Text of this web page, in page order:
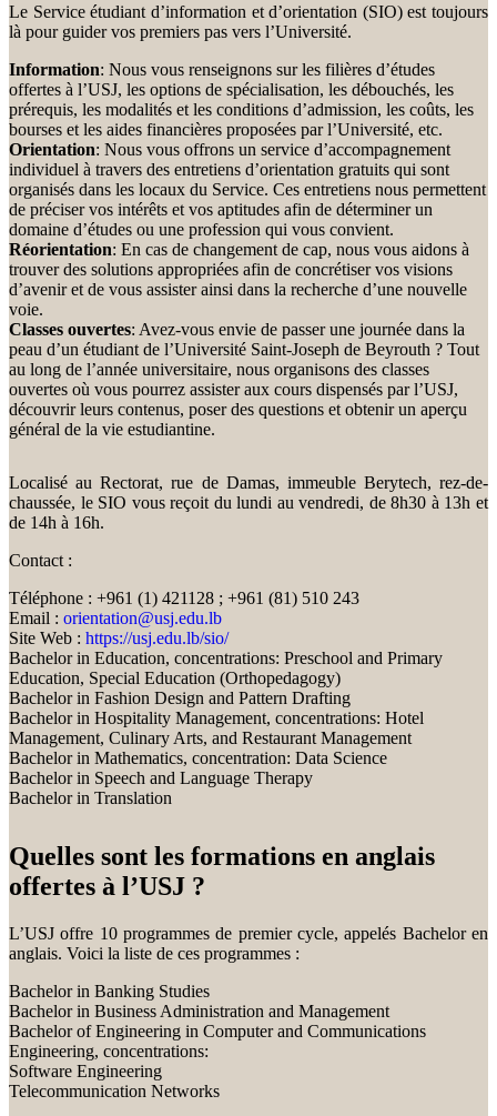
Le Service étudiant d’information et d’orientation (SIO) est toujours
là pour guider vos premiers pas vers l’Université.
Information: Nous vous renseignons sur les filières d’études
offertes à l’USJ, les options de spécialisation, les débouchés, les
prérequis, les modalités et les conditions d’admission, les coûts, les
bourses et les aides financières proposées par l’Université, etc.
Orientation: Nous vous offrons un service d’accompagnement
individuel à travers des entretiens d’orientation gratuits qui sont
organisés dans les locaux du Service. Ces entretiens nous permettent
de préciser vos intérêts et vos aptitudes afin de déterminer un
domaine d’études ou une profession qui vous convient.
Réorientation: En cas de changement de cap, nous vous aidons à
trouver des solutions appropriées afin de concrétiser vos visions
d’avenir et de vous assister ainsi dans la recherche d’une nouvelle
voie.
Classes ouvertes: Avez-vous envie de passer une journée dans la
peau d’un étudiant de l’Université Saint-Joseph de Beyrouth ? Tout
au long de l’année universitaire, nous organisons des classes
ouvertes où vous pourrez assister aux cours dispensés par l’USJ,
découvrir leurs contenus, poser des questions et obtenir un aperçu
général de la vie estudiantine.
Localisé au Rectorat, rue de Damas, immeuble Berytech, rez-de-
chaussée, le SIO vous reçoit du lundi au vendredi, de 8h30 à 13h et
de 14h à 16h.
Contact :
Téléphone : +961 (1) 421128 ; +961 (81) 510 243
Email : orientation@usj.edu.lb
Site Web : https://usj.edu.lb/sio/
Bachelor in Education, concentrations: Preschool and Primary
Education, Special Education (Orthopedagogy)
Bachelor in Fashion Design and Pattern Drafting
Bachelor in Hospitality Management, concentrations: Hotel
Management, Culinary Arts, and Restaurant Management
Bachelor in Mathematics, concentration: Data Science
Bachelor in Speech and Language Therapy
Bachelor in Translation
Quelles sont les formations en anglais
offertes à l’USJ ?
L’USJ offre 10 programmes de premier cycle, appelés Bachelor en
anglais. Voici la liste de ces programmes :
Bachelor in Banking Studies
Bachelor in Business Administration and Management
Bachelor of Engineering in Computer and Communications
Engineering, concentrations:
Software Engineering
Telecommunication Networks